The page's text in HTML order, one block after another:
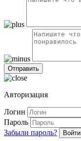
Авторизация
Логин
Пароль
Забыли пароль?
Войти